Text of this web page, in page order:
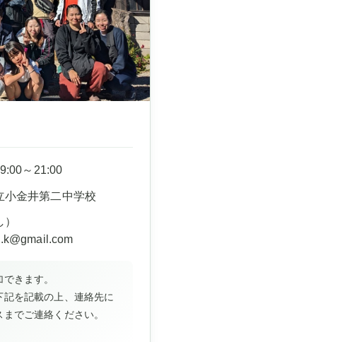
～21:00
小金井第二中学校
きます。
を記載の上、連絡先に
でご連絡ください。